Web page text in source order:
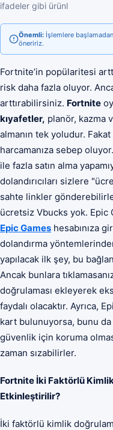
ifadeler gibi ürünl
Önemli: İşlemlere
öneririz.
Fortnite’in popülaritesi
risk daha fazla oluyor.
arttırabilirsiniz. Fortnite
kıyafetler, planör, kazma
almanın tek yoludur.
harcamanıza sebep
ile fazla satın alma
dolandırıcıları sizlere
sahte linkler
ücretsiz Vbucks yok. Epic
Epic Games hesabınıza
dolandırma
yapılacak ilk şey, bu
Ancak bunlara
doğrulaması ekleyerek
faydalı olacaktır. Ayrıca,
kart bulunuyorsa, bunu
güvenlik için koruma
zaman sızabilirler.
Fortnite İki Faktörlü
Etkinleştirilir?
İki faktörlü kimlik